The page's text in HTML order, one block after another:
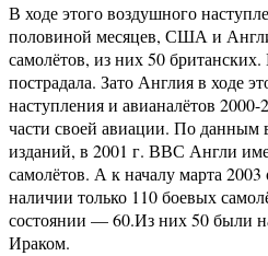
В ходе этого воздушного
половиной месяцев, США и
самолётов, из них 50
пострадала. Зато Англия в ходе
наступления и авианалётов
части своей авиации. По данным
изданий, в 2001 г. ВВС Англи
самолётов. А к началу марта
наличии только 110 боевых
состоянии — 60.Из них 50 были
Ираком.